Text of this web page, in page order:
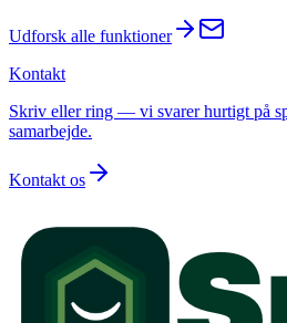
Udforsk alle funktioner
Kontakt
Skriv eller ring — vi svarer hurtigt på
samarbejde.
Kontakt os